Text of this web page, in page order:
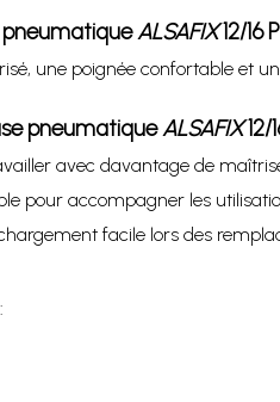
pneumatiqueALSAFIX12/16
une poignée confortable et
pneumatiqueALSAFIX12/
avec davantage de
pour accompagner les
facile lors des